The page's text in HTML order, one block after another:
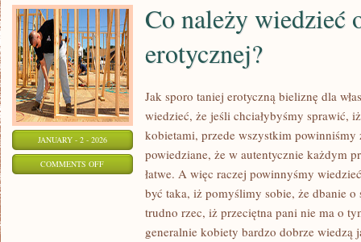
JANUARY - 2 - 2026
COMMENTS OFFON
Co należy wiedzieć
erotycznej?
Jak sporo taniej erotyczną bieliznę dla
wiedzieć, że jeśli chciałybyśmy sprawić,
kobietami, przede wszystkim
powiedziane, że w autentycznie każdym
łatwe. A więc raczej powinnyśmy
być taka, iż pomyślimy sobie, że dbanie o
trudno rzec, iż przeciętna pani nie ma o
generalnie kobiety bardzo dobrze wiedzą